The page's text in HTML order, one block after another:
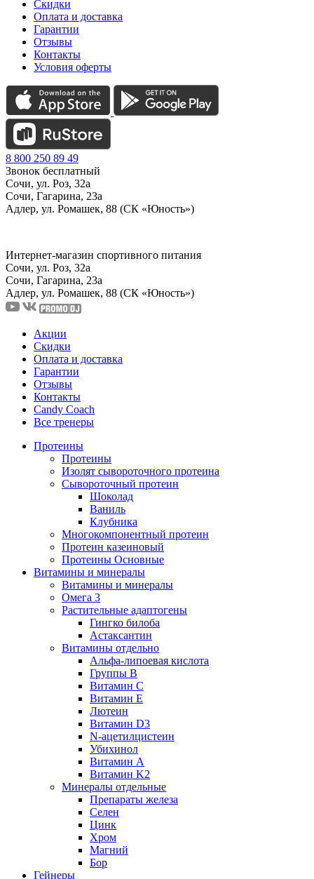
Скидки
Оплата и доставка
Гарантии
Отзывы
Контакты
Условия оферты
8 800 250 89 49
Звонок бесплатный
Сочи, ул. Роз, 32а
Сочи, Гагарина, 23а
Адлер, ул. Ромашек, 88 (СК «Юность»)
Интернет-магазин спортивного питания
Сочи, ул. Роз, 32а
Сочи, Гагарина, 23а
Адлер, ул. Ромашек, 88 (СК «Юность»)
Акции
Скидки
Оплата и доставка
Гарантии
Отзывы
Контакты
Candy Coach
Все тренеры
Протеины
Протеины
Изолят сывороточного протеина
Сывороточный протеин
Шоколад
Ваниль
Клубника
Многокомпонентный протеин
Протеин казеиновый
Протеины Основные
Витамины и минералы
Витамины и минералы
Омега 3
Растительные адаптогены
Гингко билоба
Астаксантин
Витамины отдельно
Альфа-липоевая кислота
Группы B
Витамин С
Витамин Е
Лютеин
Витамин D3
N-ацетилцистеин
Убихинол
Витамин А
Витамин K2
Минералы отдельные
Препараты железа
Селен
Цинк
Хром
Магний
Бор
Гейнеры